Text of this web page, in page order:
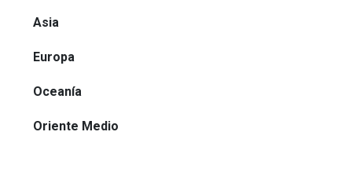
Asia
Europa
Oceanía
Oriente Medio